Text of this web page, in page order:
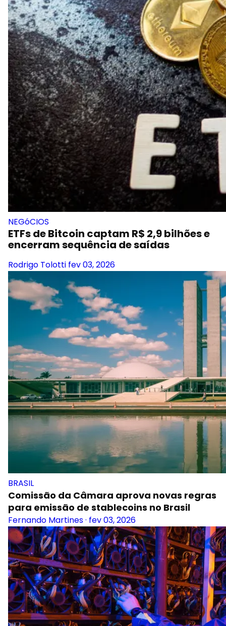
NEGóCIOS
ETFs de Bitcoin captam R$ 2,9 bilhões e
encerram sequência de saídas
Rodrigo Tolotti fev 03, 2026
BRASIL
Comissão da Câmara aprova novas regras
para emissão de stablecoins no Brasil
Fernando Martines· fev 03, 2026